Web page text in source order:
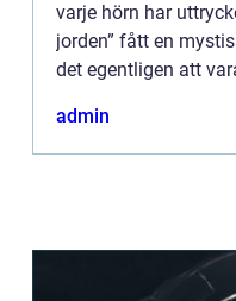
varje hörn har
jorden” fått en
det egentligen att
admin